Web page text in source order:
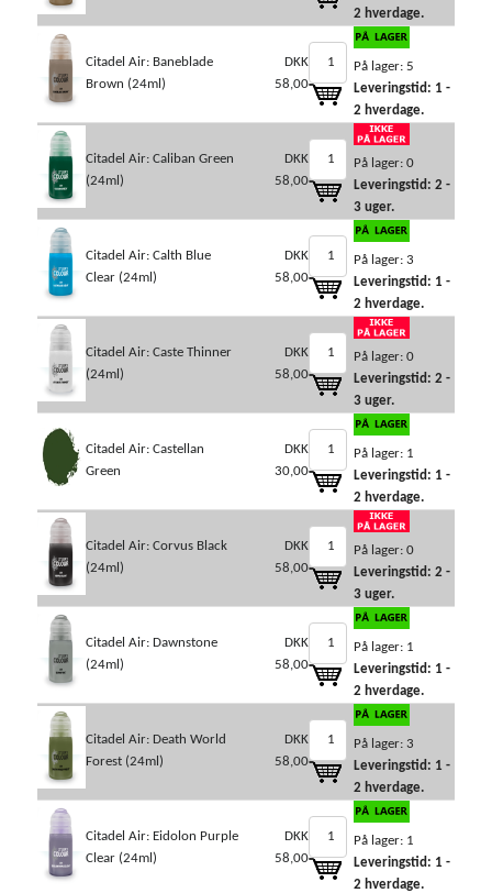
2 hverdage.
Citadel Air: Baneblade
Brown (24ml)
DKK
58,00
På lager: 5
Leveringstid: 1 -
2 hverdage.
Citadel Air: Caliban Green
(24ml)
DKK
58,00
På lager: 0
Leveringstid: 2 -
3 uger.
Citadel Air: Calth Blue
Clear (24ml)
DKK
58,00
På lager: 3
Leveringstid: 1 -
2 hverdage.
Citadel Air: Caste Thinner
(24ml)
DKK
58,00
På lager: 0
Leveringstid: 2 -
3 uger.
Citadel Air: Castellan
Green
DKK
30,00
På lager: 1
Leveringstid: 1 -
2 hverdage.
Citadel Air: Corvus Black
(24ml)
DKK
58,00
På lager: 0
Leveringstid: 2 -
3 uger.
Citadel Air: Dawnstone
(24ml)
DKK
58,00
På lager: 1
Leveringstid: 1 -
2 hverdage.
Citadel Air: Death World
Forest (24ml)
DKK
58,00
På lager: 3
Leveringstid: 1 -
2 hverdage.
Citadel Air: Eidolon Purple
Clear (24ml)
DKK
58,00
På lager: 1
Leveringstid: 1 -
2 hverdage.